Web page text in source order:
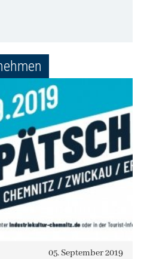
05. September 2019